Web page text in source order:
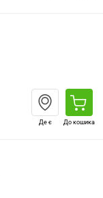
Де є До кошика